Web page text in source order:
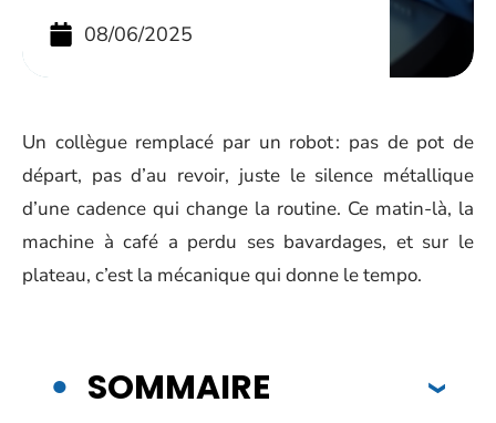
08/06/2025
Un collègue remplacé par un robot : pas de pot de
départ, pas d’au revoir, juste le silence métallique
d’une cadence qui change la routine. Ce matin-là, la
machine à café a perdu ses bavardages, et sur le
plateau, c’est la mécanique qui donne le tempo.
SOMMAIRE